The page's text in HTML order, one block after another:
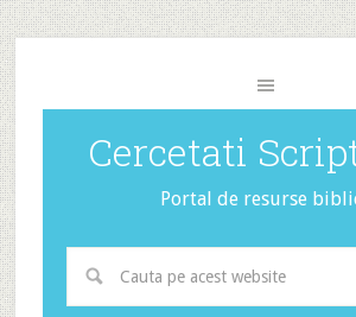
Cercetati
Portal de resurse